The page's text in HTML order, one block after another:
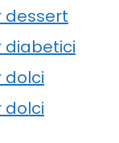
dessert
diabetici
dolci
dolci